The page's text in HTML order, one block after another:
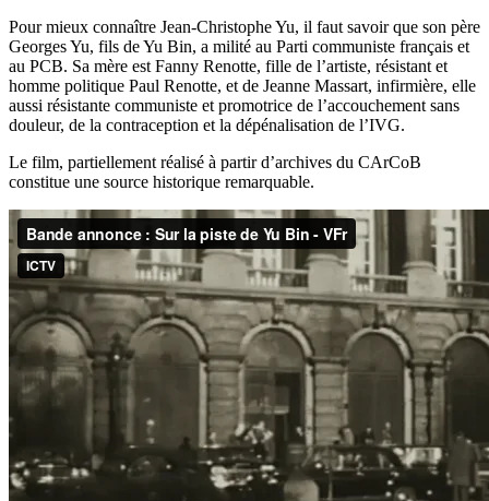
Pour mieux connaître Jean-Christophe Yu, il faut savoir que son père
Georges Yu, fils de Yu Bin, a milité au Parti communiste français et
au PCB. Sa mère est Fanny Renotte, fille de l’artiste, résistant et
homme politique Paul Renotte, et de Jeanne Massart, infirmière, elle
aussi résistante communiste et promotrice de l’accouchement sans
douleur, de la contraception et la dépénalisation de l’IVG.
Le film, partiellement réalisé à partir d’archives du CArCoB
constitue une source historique remarquable.